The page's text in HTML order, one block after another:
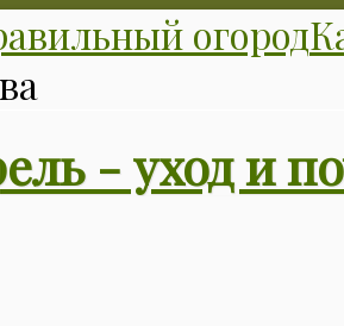
огород
- уход и